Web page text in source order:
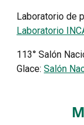
Laboratorio de
Laboratorio
113° Salón
Glace: Salón